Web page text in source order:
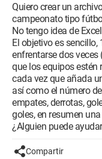
Quiero crear un
campeonato tipo
No tengo idea de
El objetivo es sencillo,
enfrentarse dos
que los equipos estén
cada vez que añada
así como el número
empates, derrotas,
goles, en resumen
¿Alguien puede
Compartir